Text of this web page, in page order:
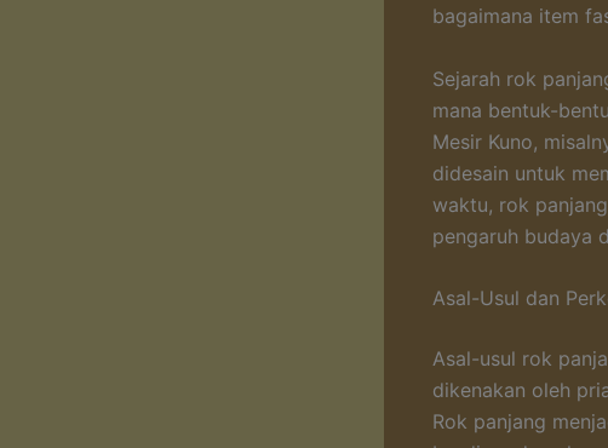
bagaimana item
Sejarah rok
mana bentuk-
Mesir Kuno,
didesain untuk
waktu, rok
pengaruh budaya
Asal-Usul dan
Asal-usul rok
dikenakan oleh
Rok panjang